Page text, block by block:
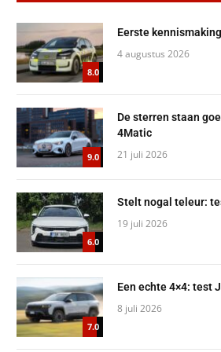
8.0
Eerste
4 augustus 2026
9.0
De sterren staan
4Matic
21 juli 2026
6.0
Stelt nogal teleur:
19 juli 2026
7.0
Een echte 4×4: test
8 juli 2026